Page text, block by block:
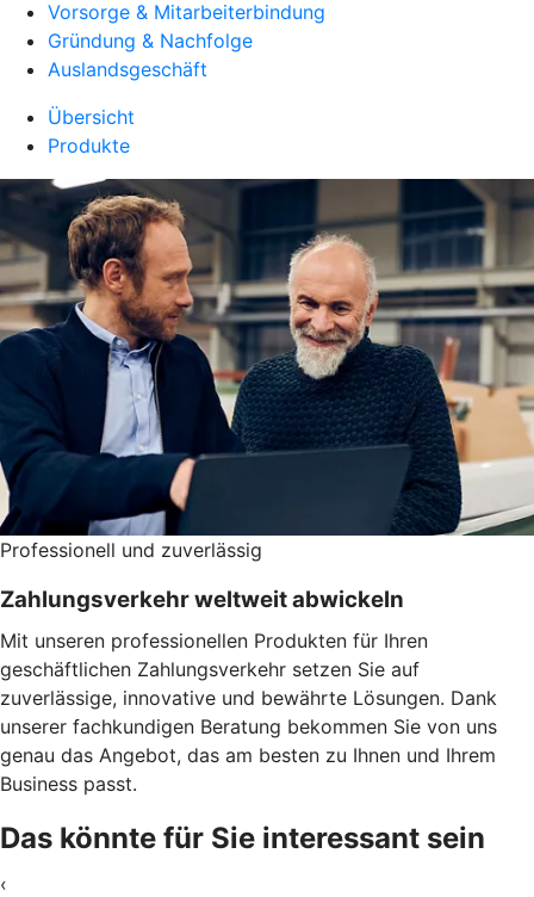
Vorsorge & Mitarbeiterbindung
Gründung & Nachfolge
Auslandsgeschäft
Übersicht
Produkte
Professionell und zuverlässig
Zahlungsverkehr weltweit abwickeln
Mit unseren professionellen Produkten für Ihren
geschäftlichen Zahlungsverkehr setzen Sie auf
zuverlässige, innovative und bewährte Lösungen. Dank
unserer fachkundigen Beratung bekommen Sie von uns
genau das Angebot, das am besten zu Ihnen und Ihrem
Business passt.
Das könnte für Sie interessant sein
‹